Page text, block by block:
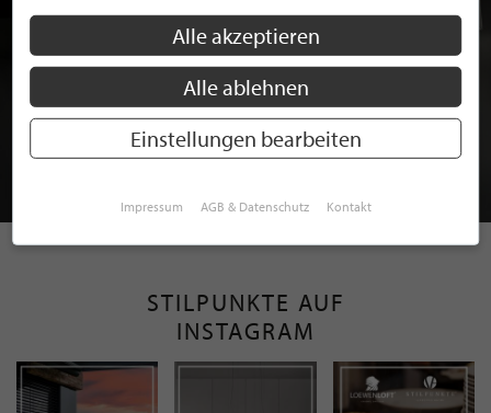
BEWERBEN SIE SICH FÜR EINE GRATIS
MITGLIEDSCHAFT BEI STILPUNKTE®
STILPUNKTE AUF
INSTAGRAM
Alle akzeptieren
Alle ablehnen
Einstellungen bearbeiten
Impressum AGB & Datenschutz Kontakt